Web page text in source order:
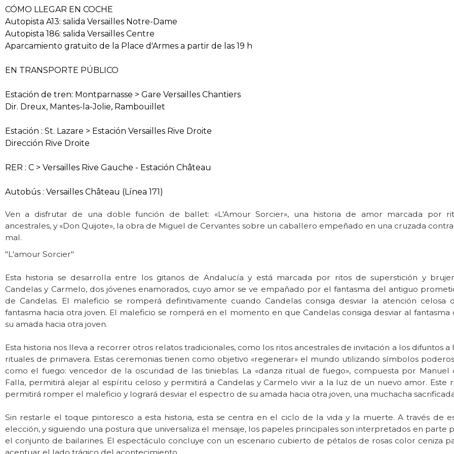
CÓMO LLEGAR EN COCHE
Autopista A13: salida Versailles Notre-Dame
Autopista 186: salida Versailles Centre
Aparcamiento gratuito de la Place d'Armes a partir de las 19 h
EN TRANSPORTE PÚBLICO
Estación de tren: Montparnasse > Gare Versailles Chantiers
Dir. Dreux, Mantes-la-Jolie, Rambouillet
Estación : St. Lazare > Estación Versailles Rive Droite
Dirección Rive Droite
RER : C > Versailles Rive Gauche - Estación Château
Autobús : Versailles Château (Línea 171)
Ven a disfrutar de una doble función de ballet: «L'Amour Sorcier», una historia de amor marcada por
ancestrales, y «Don Quijote», la obra de Miguel de Cervantes sobre un caballero empeñado en una cruzada
mal.
"L'amour Sorcier"
Esta historia se desarrolla entre los gitanos de Andalucía y está marcada por ritos de superstición y
Candelas y Carmelo, dos jóvenes enamorados, cuyo amor se ve empañado por el fantasma del antiguo
de Candelas. El maleficio se romperá definitivamente cuando Candelas consiga desviar la atención celosa
fantasma hacia otra joven. El maleficio se romperá en el momento en que Candelas consiga desviar al fantasma
su amada hacia otra joven.
Esta historia nos lleva a recorrer otros relatos tradicionales, como los ritos ancestrales de invitación a los difuntos a
rituales de primavera. Estas ceremonias tienen como objetivo «regenerar» el mundo utilizando símbolos
como el fuego: vencedor de la oscuridad de las tinieblas. La «danza ritual de fuego», compuesta por Manuel
Falla, permitirá alejar al espíritu celoso y permitirá a Candelas y Carmelo vivir a la luz de un nuevo amor. Este
permitirá romper el maleficio y logrará desviar el espectro de su amada hacia otra joven, una muchacha
Sin restarle el toque pintoresco a esta historia, esta se centra en el ciclo de la vida y la muerte. A través de
elección, y siguiendo una postura que universaliza el mensaje, los papeles principales son interpretados en parte
el conjunto de bailarines. El espectáculo concluye con un escenario cubierto de pétalos de rosas color ceniza